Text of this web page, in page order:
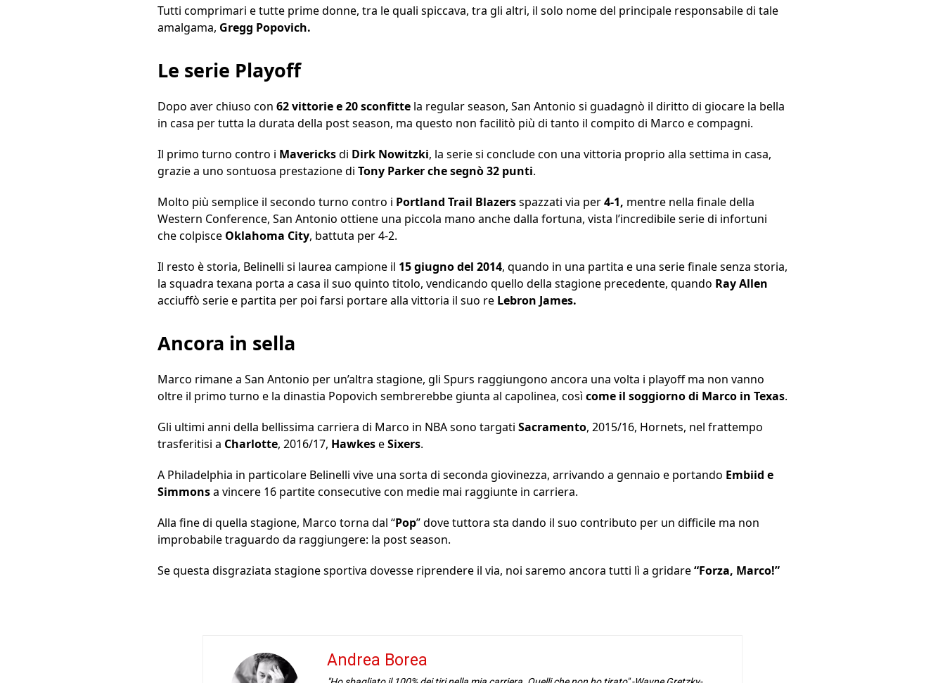
Tutti comprimari e tutte prime donne, tra le quali spiccava, tra gli altri, il solo nome del principale responsabile di tale
amalgama, Gregg Popovich.
Le serie Playoff
Dopo aver chiuso con 62 vittorie e 20 sconfitte la regular season, San Antonio si guadagnò il diritto di giocare la bella
in casa per tutta la durata della post season, ma questo non facilitò più di tanto il compito di Marco e compagni.
Il primo turno contro i Mavericksdi Dirk Nowitzki, la serie si conclude con una vittoria proprio alla settima in casa,
grazie a uno sontuosa prestazione di Tony Parker che segnò 32 punti.
Molto più semplice il secondo turno contro i Portland Trail Blazersspazzati via per4-1, mentre nella finale della
Western Conference, San Antonio ottiene una piccola mano anche dalla fortuna, vista l’incredibile serie di infortuni
che colpisce Oklahoma City, battuta per 4-2.
Il resto è storia, Belinelli si laurea campione il 15 giugno del 2014, quando in una partita e una serie finale senza storia,
la squadra texana porta a casa il suo quinto titolo, vendicando quello della stagione precedente, quando Ray Allen
acciuffò serie e partita per poi farsi portare alla vittoria il suo re Lebron James.
Ancora in sella
Marco rimane a San Antonio per un’altra stagione, gli Spurs raggiungono ancora una volta i playoff ma non vanno
oltre il primo turno e la dinastia Popovich sembrerebbe giunta al capolinea, così come il soggiorno di Marco in Texas.
Gli ultimi anni della bellissima carriera di Marco in NBA sono targati Sacramento, 2015/16, Hornets, nel frattempo
trasferitisi a Charlotte, 2016/17, HawkeseSixers.
A Philadelphia in particolare Belinelli vive una sorta di seconda giovinezza, arrivando a gennaio e portando Embiid e
Simmonsa vincere 16 partite consecutive con medie mai raggiunte in carriera.
Alla fine di quella stagione, Marco torna dal “Pop” dove tuttora sta dando il suo contributo per un difficile ma non
improbabile traguardo da raggiungere: la post season.
Se questa disgraziata stagione sportiva dovesse riprendere il via, noi saremo ancora tutti lì a gridare“Forza, Marco!”
Andrea Borea